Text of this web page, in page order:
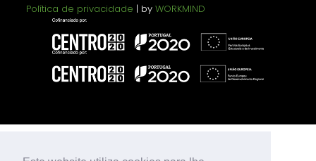
Política de privacidade | byWORKMIND